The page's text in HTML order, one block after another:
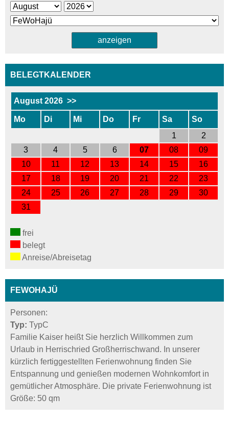
BELEGTKALENDER
August 2026 >>
Mo Di Mi Do Fr Sa
So
1
2
3
4 5 6 07 08
09
10
11 12 13 14 15
16
17
18 19 20 21 22
23
24
25 26 27 28 29
30
31
frei
belegt
Anreise/Abreisetag
FEWOHAJÜ
Personen:
Typ: TypC
Familie Kaiser heißt Sie herzlich Willkommen zum
Urlaub in Herrischried Großherrischwand. In unserer
kürzlich fertiggestellten Ferienwohnung finden Sie
Entspannung und genießen modernen Wohnkomfort in
gemütlicher Atmosphäre. Die private Ferienwohnung ist
Größe: 50 qm